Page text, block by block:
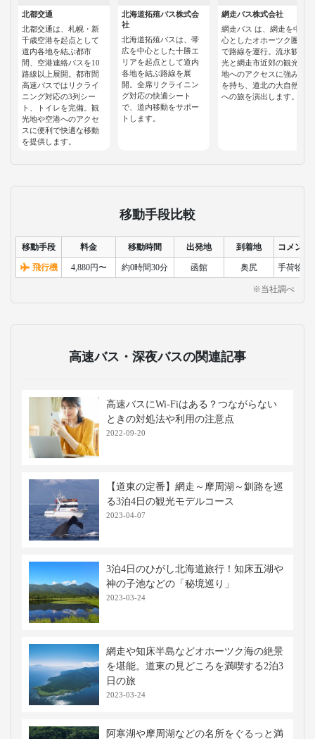
北都交通
北都交通は、札幌・新
千歳空港を起点として
道内各地を結ぶ都市
間、空港連絡バスを10
路線以上展開。都市間
高速バスではリクライ
ニング対応の3列シー
ト、トイレを完備。観
光地や空港へのアクセ
スに便利で快適な移動
を提供します。
北海道拓殖バス株式会
社
北海道拓殖バスは、帯
広を中心とした十勝エ
リアを起点として道内
各地を結ぶ路線を展
開。全席リクライニン
グ対応の快適シート
で、道内移動をサポー
トします。
網走バス株式会社
網走バス は、網走を中
心としたオホーツク圏
で路線を運行。流氷観
光と網走市近郊の観光
地へのアクセスに強み
を持ち、道北の大自然
への旅を演出します。
移動手段比較
移動手段 料金 移動時間 出発地 到着地 コメント
飛行機 4,880円〜 約0時間30分 函館 奥尻 手荷物検
※当社調べ
高速バス・深夜バスの関連記事
高速バスにWi-Fiはある？つながらない
ときの対処法や利用の注意点
2022-09-20
【道東の定番】網走～摩周湖～釧路を巡
る3泊4日の観光モデルコース
2023-04-07
3泊4日のひがし北海道旅行！知床五湖や
神の子池などの「秘境巡り」
2023-03-24
網走や知床半島などオホーツク海の絶景
を堪能。道東の見どころを満喫する2泊3
日の旅
2023-03-24
阿寒湖や摩周湖などの名所をぐるっと満